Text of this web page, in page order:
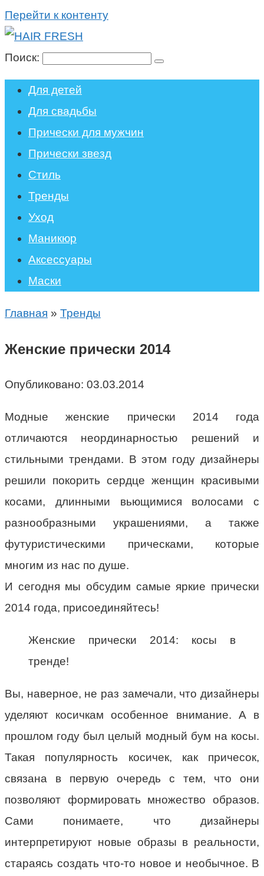
Перейти к контенту
Поиск:
Для детей
Для свадьбы
Прически для мужчин
Прически звезд
Стиль
Тренды
Уход
Маникюр
Аксессуары
Маски
Главная » Тренды
Женские прически 2014
Опубликовано: 03.03.2014
Модные женские прически 2014 года
отличаются неординарностью решений и
стильными трендами. В этом году дизайнеры
решили покорить сердце женщин красивыми
косами, длинными вьющимися волосами с
разнообразными украшениями, а также
футуристическими прическами, которые
многим из нас по душе.
И сегодня мы обсудим самые яркие прически
2014 года, присоединяйтесь!
Женские прически 2014: косы в
тренде!
Вы, наверное, не раз замечали, что дизайнеры
уделяют косичкам особенное внимание. А в
прошлом году был целый модный бум на косы.
Такая популярность косичек, как причесок,
связана в первую очередь с тем, что они
позволяют формировать множество образов.
Сами понимаете, что дизайнеры
интерпретируют новые образы в реальности,
стараясь создать что-то новое и необычное. В